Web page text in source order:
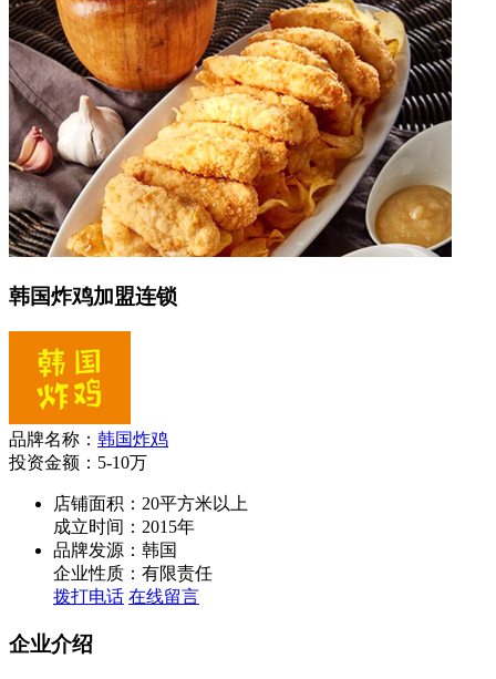
韩国炸鸡加盟连锁
品牌名称： 韩国炸鸡
投资金额： 5-10万
店铺面积：20平方米以上
成立时间：2015年
品牌发源：韩国
企业性质：有限责任
拨打电话 在线留言
企业介绍